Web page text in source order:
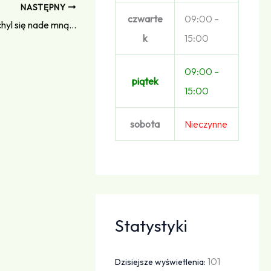
NASTĘPNY
się nade mną…
czwarte
k
09:00 –
15:00
piątek
09:00 –
15:00
sobota Nieczynne
Statystyki
Dzisiejsze wyświetlenia:101